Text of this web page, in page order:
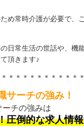
め常時介護が必要で、
日常生活の世話や、機
頂きます♪
＊＊＊＊＊＊＊＊＊＊
サーチの強み！
チの強みは
圧倒的な求人情